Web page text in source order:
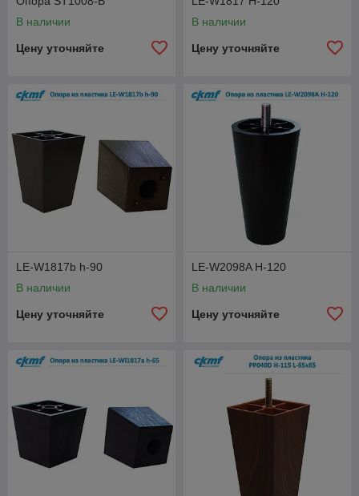
В наличии
Цену уточняйте
В наличии
Цену уточняйте
LE-W1817b h-90
В наличии
Цену уточняйте
LE-W2098A H-120
В наличии
Цену уточняйте